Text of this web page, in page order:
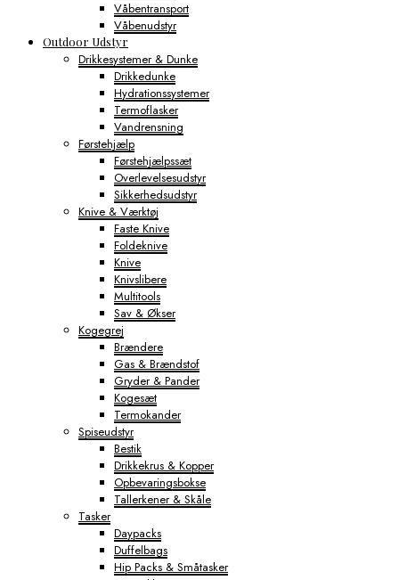
Våbentransport
Våbenudstyr
Outdoor Udstyr
Drikkesystemer & Dunke
Drikkedunke
Hydrationssystemer
Termoflasker
Vandrensning
Førstehjælp
Førstehjælpssæt
Overlevelsesudstyr
Sikkerhedsudstyr
Knive & Værktøj
Faste Knive
Foldeknive
Knive
Knivslibere
Multitools
Sav & Økser
Kogegrej
Brændere
Gas & Brændstof
Gryder & Pander
Kogesæt
Termokander
Spiseudstyr
Bestik
Drikkekrus & Kopper
Opbevaringsbokse
Tallerkener & Skåle
Tasker
Daypacks
Duffelbags
Hip Packs & Småtasker